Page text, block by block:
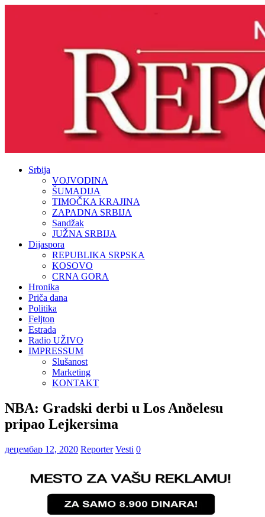
Srbija
VOJVODINA
ŠUMADIJA
TIMOČKA KRAJINA
ZAPADNA SRBIJA
Sandžak
JUŽNA SRBIJA
Dijaspora
REPUBLIKA SRPSKA
KOSOVO
CRNA GORA
Hronika
Priča dana
Politika
Feljton
Estrada
Radio UŽIVO
IMPRESSUM
Slušanost
Marketing
KONTAKT
NBA: Gradski derbi u Los Anðelesu
pripao Lejkersima
децембар 12, 2020 Reporter Vesti 0